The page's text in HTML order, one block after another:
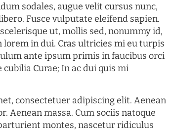
sodales, augue velit cursus nunc,
Fusce vulputate eleifend sapien.
ut, mollis sed, nonummy id,
lorem in dui. Cras ultricies mi eu turpis
ante ipsum primis in faucibus orci
Curae; In ac dui quis mi
consectetuer adipiscing elit. Aenean
Aenean massa. Cum sociis natoque
montes, nascetur ridiculus